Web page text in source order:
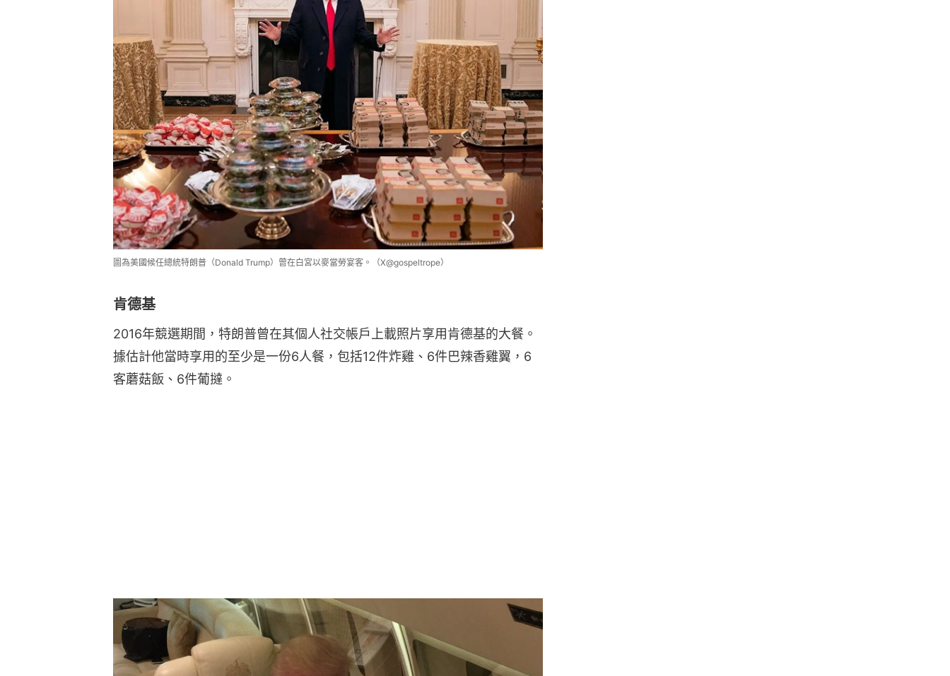
圖為美國候任總統特朗普（Donald Trump）曾在白宮以麥當勞宴客。（X@gospeltrope）
肯德基
2016年競選期間，特朗普曾在其個人社交帳戶上載照片享用肯德基的大餐。
據估計他當時享用的至少是一份6人餐，包括12件炸雞、6件巴辣香雞翼，6
客蘑菇飯、6件葡撻。